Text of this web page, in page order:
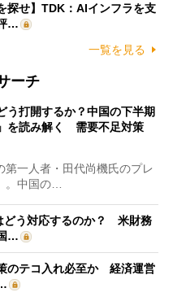
探せ】TDK：AIインフラを支
…
一覧を見る
ーチ
う打開するか？中国の下半期
を読み解く 需要不足対策
一人者・田代尚機氏のプレ
。中国の…
どう対応するのか？ 米財務
…
のテコ入れ必至か 経済運営